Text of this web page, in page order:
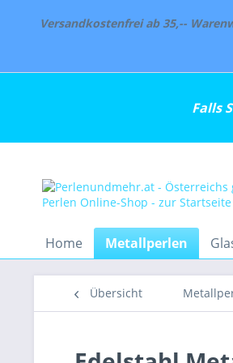
Versandkostenfrei ab 35,--
Falls
Home Metallperlen
Übersicht